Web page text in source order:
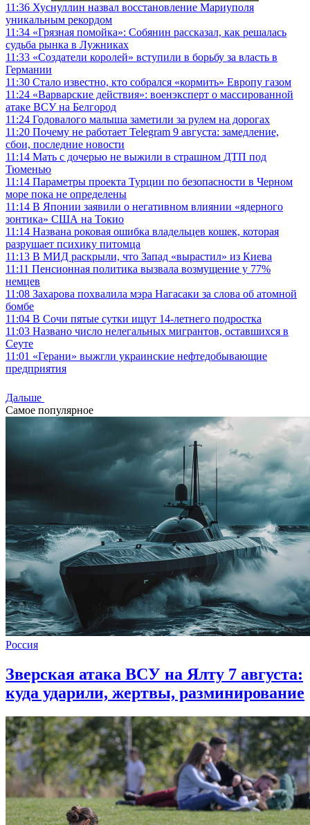
11:36 Хуснуллин назвал восстановление Мариуполя
уникальным рекордом
11:34 «Грязная помойка»: Собянин рассказал, как решалась
судьба рынка в Лужниках
11:33 «Создатели королей» вступили в борьбу за власть в
Германии
11:30 Стало известно, кто собрался «кормить» Европу газом
11:24 «Варварские действия»: военэксперт о массированной
атаке ВСУ на Белгород
11:24 Годовалого малыша заметили за рулем на дорогах
11:20 Почему не работает Telegram 9 августа: замедление,
сбои, последние новости
11:14 Мать с дочерью не выжили в страшном ДТП под
Тюменью
11:14 Параметры проекта Турции по безопасности в Черном
море пока не определены
11:14 В Японии заявили о негативном влиянии «ядерного
зонтика» США на Токио
11:14 Названа роковая ошибка владельцев кошек, которая
разрушает психику питомца
11:13 В МИД раскрыли, что Запад «вырастил» из Киева
11:11 Пенсионная политика вызвала возмущение у 77%
немцев
11:08 Захарова похвалила мэра Нагасаки за слова об атомной
бомбе
11:04 В Сочи пятые сутки ищут 14-летнего подростка
11:03 Названо число нелегальных мигрантов, оставшихся в
Сеуте
11:01 «Герани» выжгли украинские нефтедобывающие
предприятия
Дальше
Самое популярное
Россия
Зверская атака ВСУ на Ялту 7 августа:
куда ударили, жертвы, разминирование